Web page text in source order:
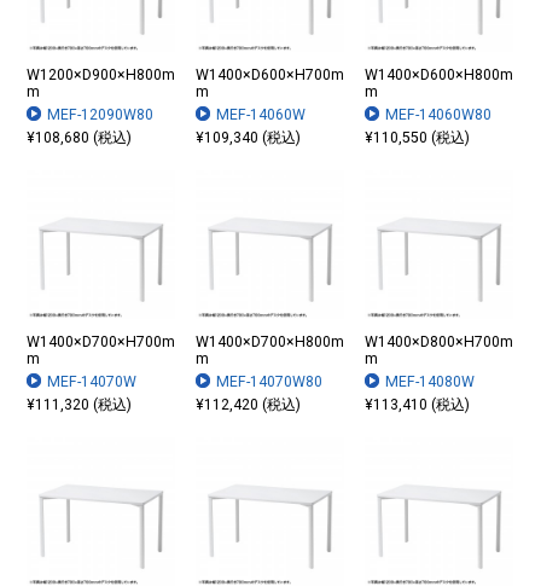
W1200×D900×H800m
m
MEF-12090W80
¥108,680 (税込)
W1400×D600×H700m
m
MEF-14060W
¥109,340 (税込)
W1400×D600×H800m
m
MEF-14060W80
¥110,550 (税込)
W1400×D700×H700m
m
MEF-14070W
¥111,320 (税込)
W1400×D700×H800m
m
MEF-14070W80
¥112,420 (税込)
W1400×D800×H700m
m
MEF-14080W
¥113,410 (税込)